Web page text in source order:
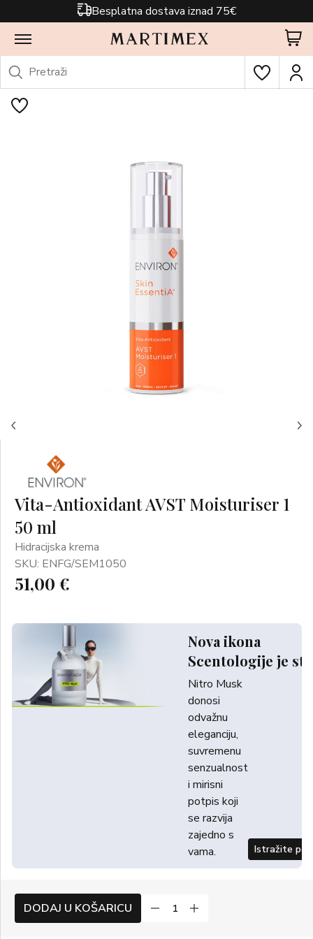
Besplatna dostava iznad 75€
Vita-Antioxidant AVST Moisturiser 1
50 ml
Hidracijska krema
SKU: ENFG/SEM1050
51,00 €
Nova ikona
Scentologije je
Nitro Musk
donosi
odvažnu
eleganciju,
suvremenu
senzualnost
i mirisni
potpis koji
se razvija
zajedno s
vama.
Istražite
DODAJ U KOŠARICU